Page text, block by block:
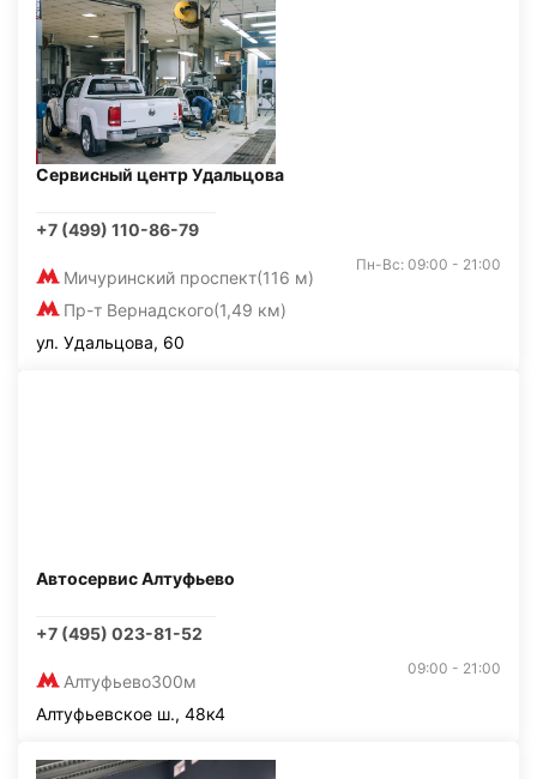
Сервисный центр Удальцова
+7 (499) 110-86-79
Мичуринский проспект(116 м)
Пр-т Вернадского(1,49 км)
Пн-Вс: 09:00 - 21:00
ул. Удальцова, 60
Автосервис Алтуфьево
+7 (495) 023-81-52
Алтуфьево300м
09:00 - 21:00
Алтуфьевское ш., 48к4